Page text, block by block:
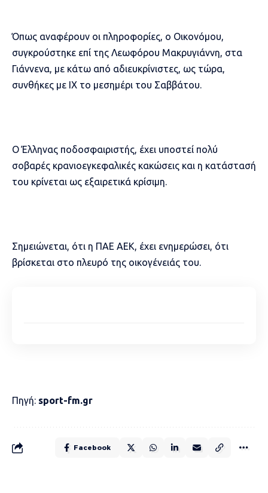
Όπως αναφέρουν οι πληροφορίες, ο Οικονόμου,
συγκρούστηκε επί της Λεωφόρου Μακρυγιάννη, στα
Γιάννενα, με κάτω από αδιευκρίνιστες, ως τώρα,
συνθήκες με ΙΧ το μεσημέρι του Σαββάτου.
Ο Έλληνας ποδοσφαιριστής, έχει υποστεί πολύ
σοβαρές κρανιοεγκεφαλικές κακώσεις και η κατάστασή
του κρίνεται ως εξαιρετικά κρίσιμη.
Σημειώνεται, ότι η ΠΑΕ ΑΕΚ, έχει ενημερώσει, ότι
βρίσκεται στο πλευρό της οικογένειάς του.
Πηγή: sport-fm.gr
Facebook